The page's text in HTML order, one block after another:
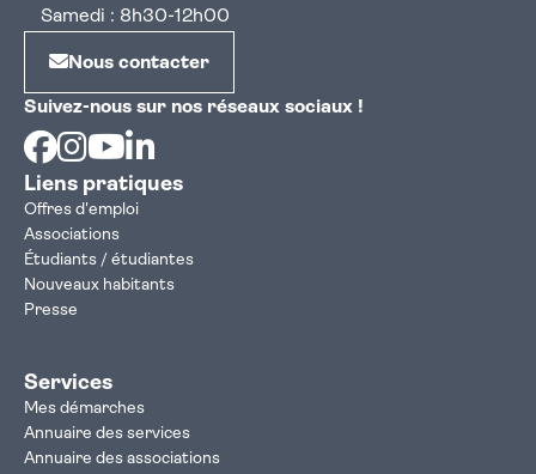
Samedi : 8h30-12h00
Nous contacter
Suivez-nous sur nos réseaux sociaux !
Facebook
Instagram
Youtube
Liens pratiques
Offres d'emploi
Associations
Étudiants / étudiantes
Nouveaux habitants
Presse
Services
Mes démarches
Annuaire des services
Annuaire des associations